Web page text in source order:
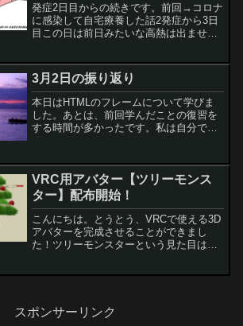
発症2日目からの続きです。前回→コロナ
に感染して自宅療養した話2発症から3日
目この日は前日みたいな高熱は出ません
に変わり、咳も出始めました。しかし、
病院で処方されたの...
3月2日の振り返り
本日はHTMLのフレームについて学びま
した。あとは、前回学んだことの復習を
する時間が多かったです。私は自分で使
か駐輪場に停めておいた自転車が倒れて
いたんです。それで自転...
VRC用アバター【ツリーモンス
ター】配布開始！
こんにちは。とうとう、VRCで使える3D
アバターを完成させることができまし
た！ツリーモンスターという見た目はク
スポンサーリンク